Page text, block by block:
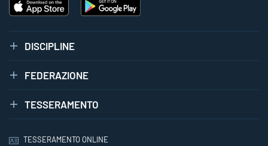
DISCIPLINE
FEDERAZIONE
TESSERAMENTO
TESSERAMENTO ONLINE